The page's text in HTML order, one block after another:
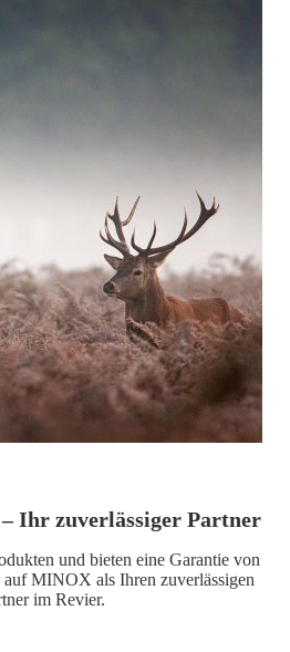
Ihr zuverlässiger Partner
und bieten eine Garantie von
auf MINOX als Ihren zuverlässigen
im Revier.